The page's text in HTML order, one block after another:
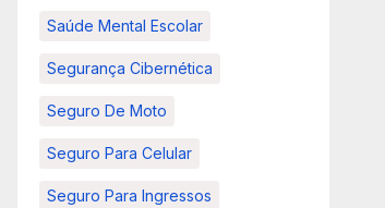
Saúde Mental Escolar
Segurança Cibernética
Seguro De Moto
Seguro Para Celular
Seguro Para Ingressos